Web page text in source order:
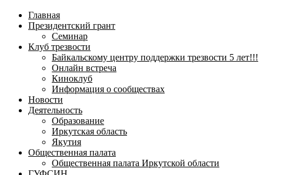
меню
Главная
Президентский грант
Семинар
Клуб трезвости
Байкальскому центру поддержки трезвости 5 лет!!!
Онлайн встреча
Киноклуб
Информация о сообществах
Новости
Деятельность
Образование
Иркутская область
Якутия
Общественная палата
Общественная палата Иркутской области